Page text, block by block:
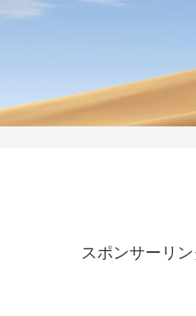
スポンサーリン